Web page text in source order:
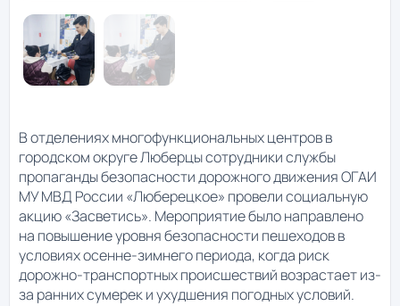
В отделениях многофункциональных центров в
городском округе Люберцы сотрудники службы
пропаганды безопасности дорожного движения ОГАИ
МУ МВД России «Люберецкое» провели социальную
акцию «Засветись». Мероприятие было направлено
на повышение уровня безопасности пешеходов в
условиях осенне-зимнего периода, когда риск
дорожно-транспортных происшествий возрастает из-
за ранних сумерек и ухудшения погодных условий.